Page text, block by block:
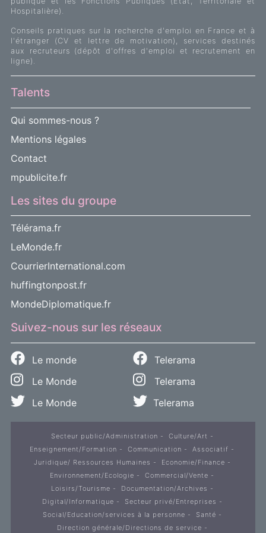
Hospitalière).
Conseils pratiques sur la recherche d'emploi en France et à
l'étranger (CV et lettre de motivation), services destinés
aux recruteurs (dépôt d'offres d'emploi et recrutement en
ligne).
Talents
Qui sommes-nous ?
Mentions légales
Contact
mpublicite.fr
Les sites du groupe
Télérama.fr
LeMonde.fr
CourrierInternational.com
huffingtonpost.fr
MondeDiplomatique.fr
Suivez-nous sur les réseaux
Le monde
Telerama
Le Monde
Telerama
Le Monde
Telerama
Secteur public/Administration
Culture/Art
Enseignement/Formation
Communication
Associatif
Juridique/ Ressources Humaines
Economie/Finance
Environnement/Ecologie
Commercial/Vente
Loisirs/Tourisme
Documentation/Archives
Digital/Informatique
Secteur privé/Entreprises
Social/Education/services à la personne
Santé
Direction générale/Directions de service